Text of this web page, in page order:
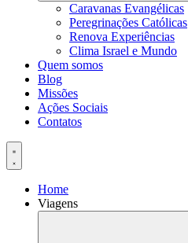
Caravanas Evangélicas
Peregrinações Católicas
Renova Experiências
Clima Israel e Mundo
Quem somos
Blog
Missões
Ações Sociais
Contatos
Home
Viagens